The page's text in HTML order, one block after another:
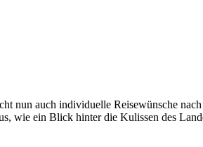
nun auch individuelle Reisewünsche
wie ein Blick hinter die Kulissen des